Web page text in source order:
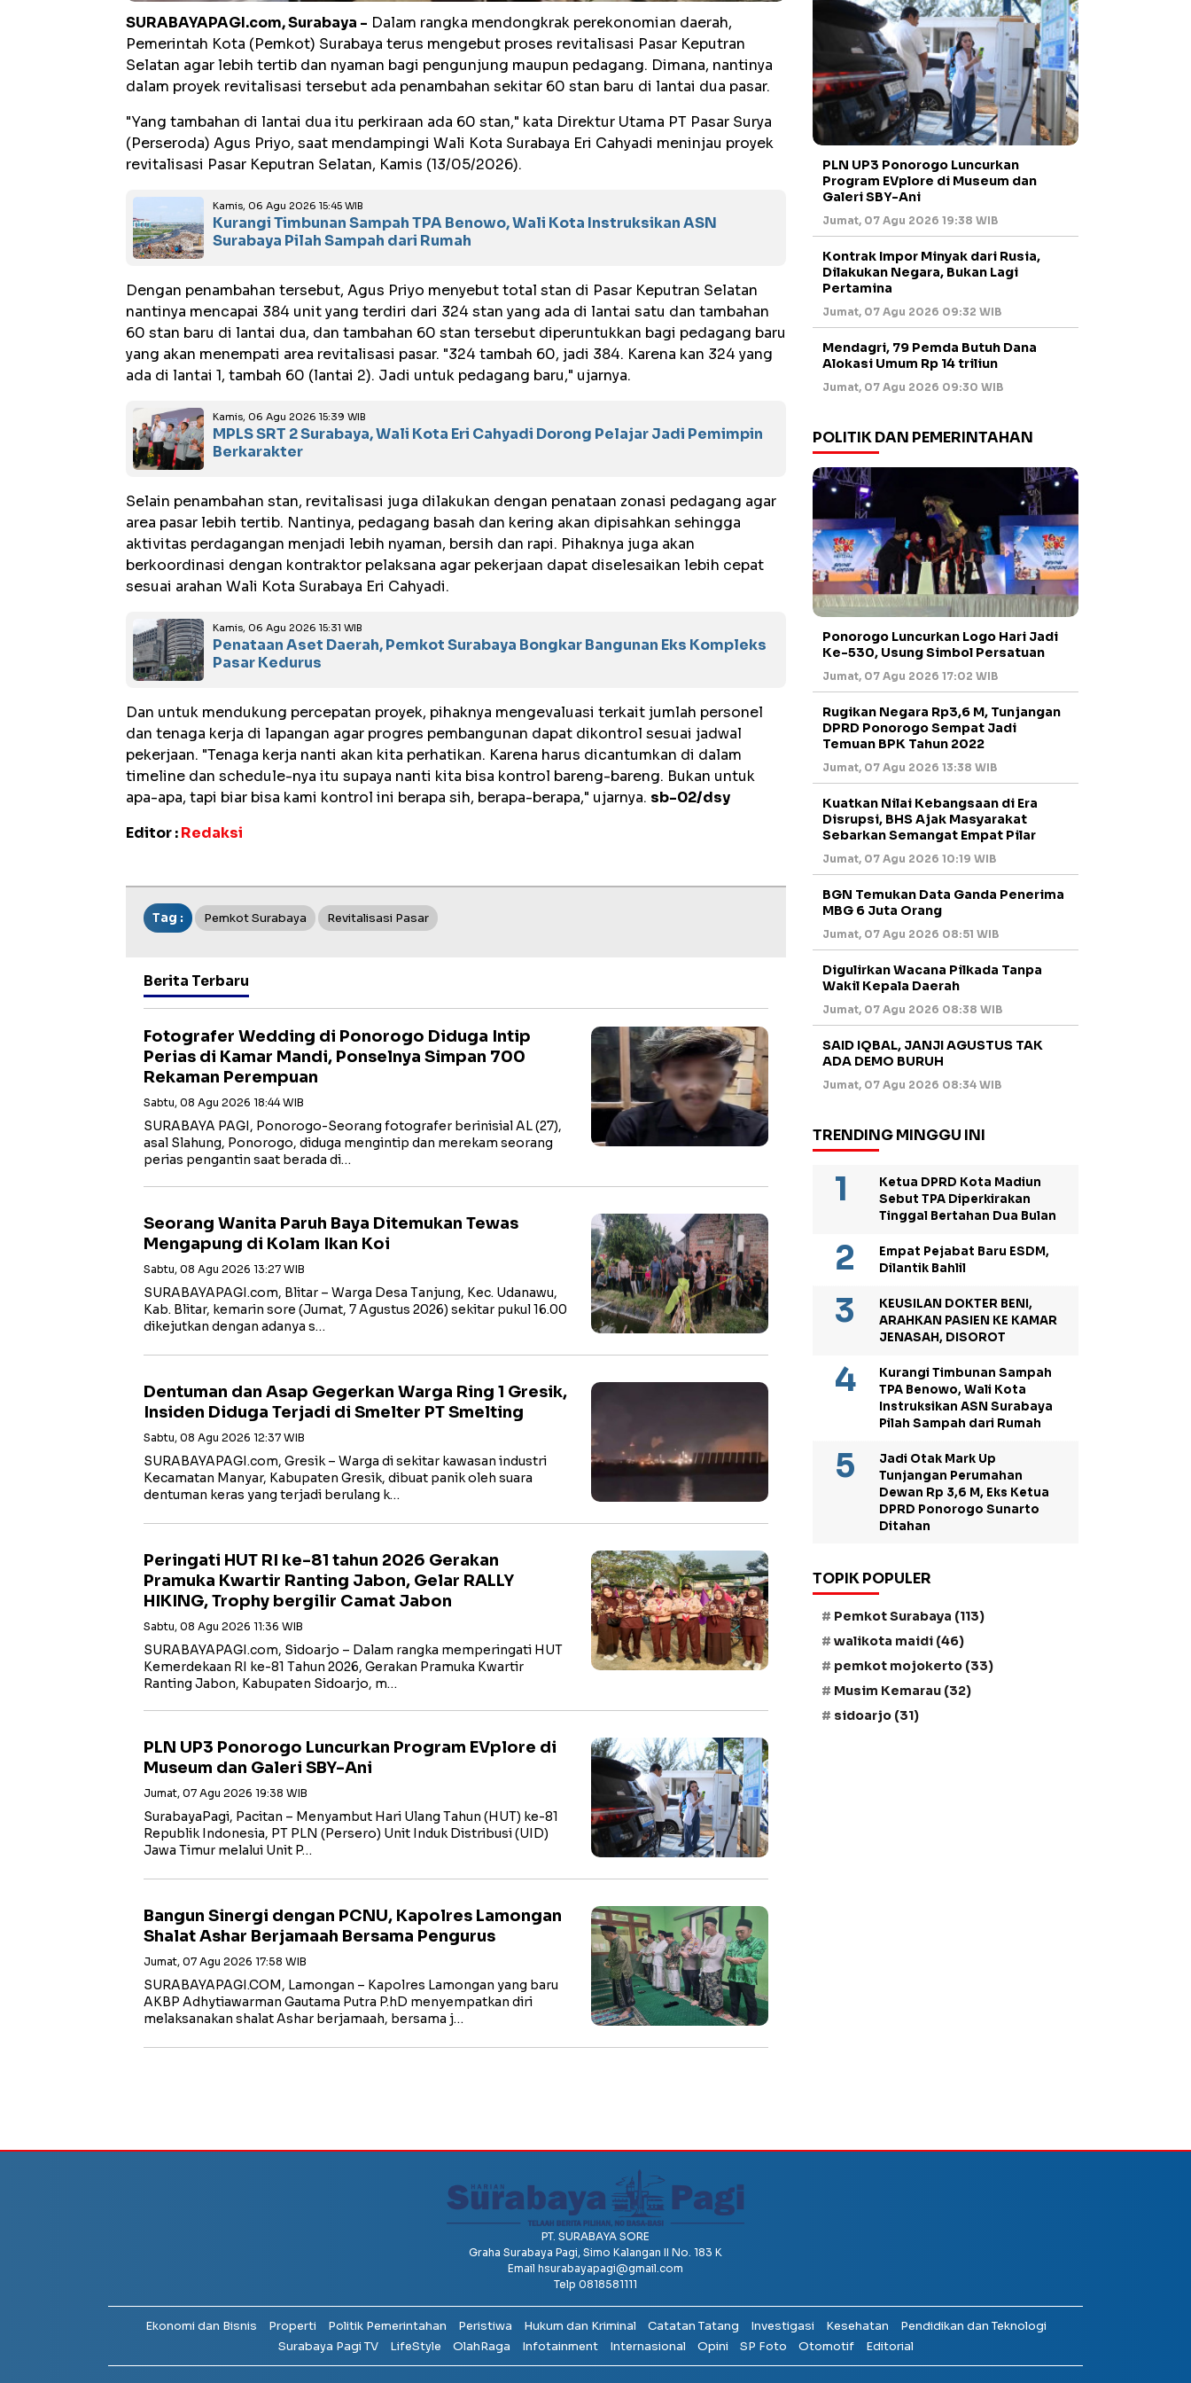
SURABAYAPAGI.com, Surabaya - Dalam rangka mendongkrak perekonomian daerah,
Pemerintah Kota (Pemkot) Surabaya terus mengebut proses revitalisasi Pasar Keputran
Selatan agar lebih tertib dan nyaman bagi pengunjung maupun pedagang. Dimana, nantinya
dalam proyek revitalisasi tersebut ada penambahan sekitar 60 stan baru di lantai dua pasar.
"Yang tambahan di lantai dua itu perkiraan ada 60 stan," kata Direktur Utama PT Pasar Surya
(Perseroda) Agus Priyo, saat mendampingi Wali Kota Surabaya Eri Cahyadi meninjau proyek
revitalisasi Pasar Keputran Selatan, Kamis (13/05/2026).
Kamis, 06 Agu 2026 15:45 WIB
Kurangi Timbunan Sampah TPA Benowo, Wali Kota Instruksikan ASN
Surabaya Pilah Sampah dari Rumah
Dengan penambahan tersebut, Agus Priyo menyebut total stan di Pasar Keputran Selatan
nantinya mencapai 384 unit yang terdiri dari 324 stan yang ada di lantai satu dan tambahan
60 stan baru di lantai dua, dan tambahan 60 stan tersebut diperuntukkan bagi pedagang baru
yang akan menempati area revitalisasi pasar. "324 tambah 60, jadi 384. Karena kan 324 yang
ada di lantai 1, tambah 60 (lantai 2). Jadi untuk pedagang baru," ujarnya.
Kamis, 06 Agu 2026 15:39 WIB
MPLS SRT 2 Surabaya, Wali Kota Eri Cahyadi Dorong Pelajar Jadi Pemimpin
Berkarakter
Selain penambahan stan, revitalisasi juga dilakukan dengan penataan zonasi pedagang agar
area pasar lebih tertib. Nantinya, pedagang basah dan kering akan dipisahkan sehingga
aktivitas perdagangan menjadi lebih nyaman, bersih dan rapi. Pihaknya juga akan
berkoordinasi dengan kontraktor pelaksana agar pekerjaan dapat diselesaikan lebih cepat
sesuai arahan Wali Kota Surabaya Eri Cahyadi.
Kamis, 06 Agu 2026 15:31 WIB
Penataan Aset Daerah, Pemkot Surabaya Bongkar Bangunan Eks Kompleks
Pasar Kedurus
Dan untuk mendukung percepatan proyek, pihaknya mengevaluasi terkait jumlah personel
dan tenaga kerja di lapangan agar progres pembangunan dapat dikontrol sesuai jadwal
pekerjaan. "Tenaga kerja nanti akan kita perhatikan. Karena harus dicantumkan di dalam
timeline dan schedule-nya itu supaya nanti kita bisa kontrol bareng-bareng. Bukan untuk
apa-apa, tapi biar bisa kami kontrol ini berapa sih, berapa-berapa," ujarnya. sb-02/dsy
Editor :Redaksi
Tag : Pemkot Surabaya Revitalisasi Pasar
Berita Terbaru
Fotografer Wedding di Ponorogo Diduga Intip
Perias di Kamar Mandi, Ponselnya Simpan 700
Rekaman Perempuan
Sabtu, 08 Agu 2026 18:44 WIB
SURABAYA PAGI, Ponorogo-Seorang fotografer berinisial AL (27),
asal Slahung, Ponorogo, diduga mengintip dan merekam seorang
perias pengantin saat berada di…
Seorang Wanita Paruh Baya Ditemukan Tewas
Mengapung di Kolam Ikan Koi
Sabtu, 08 Agu 2026 13:27 WIB
SURABAYAPAGI.com, Blitar – Warga Desa Tanjung, Kec. Udanawu,
Kab. Blitar, kemarin sore (Jumat, 7 Agustus 2026) sekitar pukul 16.00
dikejutkan dengan adanya s…
Dentuman dan Asap Gegerkan Warga Ring 1 Gresik,
Insiden Diduga Terjadi di Smelter PT Smelting
Sabtu, 08 Agu 2026 12:37 WIB
SURABAYAPAGI.com, Gresik – Warga di sekitar kawasan industri
Kecamatan Manyar, Kabupaten Gresik, dibuat panik oleh suara
dentuman keras yang terjadi berulang k…
Peringati HUT RI ke-81 tahun 2026 Gerakan
Pramuka Kwartir Ranting Jabon, Gelar RALLY
HIKING, Trophy bergilir Camat Jabon
Sabtu, 08 Agu 2026 11:36 WIB
SURABAYAPAGI.com, Sidoarjo – Dalam rangka memperingati HUT
Kemerdekaan RI ke-81 Tahun 2026, Gerakan Pramuka Kwartir
Ranting Jabon, Kabupaten Sidoarjo, m…
PLN UP3 Ponorogo Luncurkan Program EVplore di
Museum dan Galeri SBY-Ani
Jumat, 07 Agu 2026 19:38 WIB
SurabayaPagi, Pacitan – Menyambut Hari Ulang Tahun (HUT) ke-81
Republik Indonesia, PT PLN (Persero) Unit Induk Distribusi (UID)
Jawa Timur melalui Unit P…
Bangun Sinergi dengan PCNU, Kapolres Lamongan
Shalat Ashar Berjamaah Bersama Pengurus
Jumat, 07 Agu 2026 17:58 WIB
SURABAYAPAGI.COM, Lamongan – Kapolres Lamongan yang baru
AKBP Adhytiawarman Gautama Putra P.hD menyempatkan diri
melaksanakan shalat Ashar berjamaah, bersama j…
PLN UP3 Ponorogo Luncurkan
Program EVplore di Museum dan
Galeri SBY-Ani
Jumat, 07 Agu 2026 19:38 WIB
Kontrak Impor Minyak dari Rusia,
Dilakukan Negara, Bukan Lagi
Pertamina
Jumat, 07 Agu 2026 09:32 WIB
Mendagri, 79 Pemda Butuh Dana
Alokasi Umum Rp 14 triliun
Jumat, 07 Agu 2026 09:30 WIB
POLITIK DAN PEMERINTAHAN
Ponorogo Luncurkan Logo Hari Jadi
Ke-530, Usung Simbol Persatuan
Jumat, 07 Agu 2026 17:02 WIB
Rugikan Negara Rp3,6 M, Tunjangan
DPRD Ponorogo Sempat Jadi
Temuan BPK Tahun 2022
Jumat, 07 Agu 2026 13:38 WIB
Kuatkan Nilai Kebangsaan di Era
Disrupsi, BHS Ajak Masyarakat
Sebarkan Semangat Empat Pilar
Jumat, 07 Agu 2026 10:19 WIB
BGN Temukan Data Ganda Penerima
MBG 6 Juta Orang
Jumat, 07 Agu 2026 08:51 WIB
Digulirkan Wacana Pilkada Tanpa
Wakil Kepala Daerah
Jumat, 07 Agu 2026 08:38 WIB
SAID IQBAL, JANJI AGUSTUS TAK
ADA DEMO BURUH
Jumat, 07 Agu 2026 08:34 WIB
TRENDING MINGGU INI
Ketua DPRD Kota Madiun
Sebut TPA Diperkirakan
Tinggal Bertahan Dua Bulan
Empat Pejabat Baru ESDM,
Dilantik Bahlil
KEUSILAN DOKTER BENI,
ARAHKAN PASIEN KE KAMAR
JENASAH, DISOROT
Kurangi Timbunan Sampah
TPA Benowo, Wali Kota
Instruksikan ASN Surabaya
Pilah Sampah dari Rumah
Jadi Otak Mark Up
Tunjangan Perumahan
Dewan Rp 3,6 M, Eks Ketua
DPRD Ponorogo Sunarto
Ditahan
TOPIK POPULER
Pemkot Surabaya (113)
walikota maidi (46)
pemkot mojokerto (33)
Musim Kemarau (32)
sidoarjo (31)
PT. SURABAYA SORE
Graha Surabaya Pagi, Simo Kalangan II No. 183 K
Email hsurabayapagi@gmail.com
Telp 0818581111
Ekonomi dan Bisnis Properti Politik Pemerintahan Peristiwa Hukum dan Kriminal Catatan Tatang Investigasi Kesehatan
Pendidikan dan Teknologi
Surabaya Pagi TV
LifeStyle OlahRaga Infotainment Internasional Opini SP Foto Otomotif Editorial